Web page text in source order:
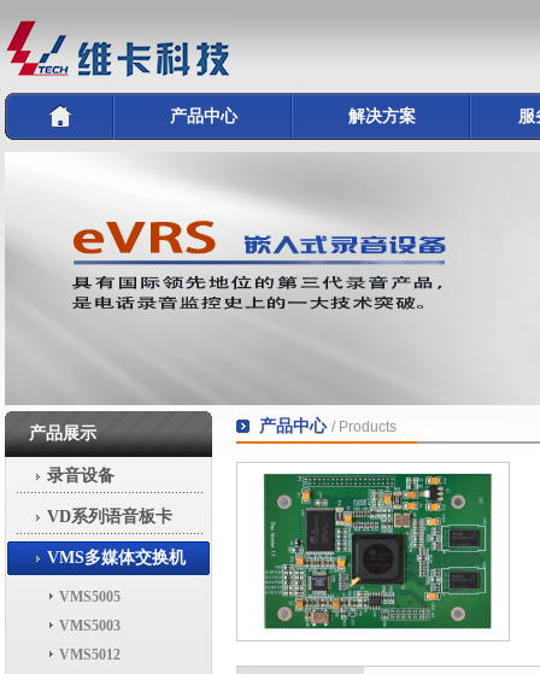
产品中心 解决方案 服
产品展示
录音设备
VD系列语音板卡
VMS多媒体交换机
VMS5005
VMS5003
VMS5012
产品中心 / Products